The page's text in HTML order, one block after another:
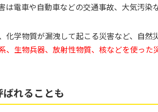
は電車や自動車などの交通事故、大気汚染
化学物質が漏洩して起こる災害など、自
、生物兵器、放射性物質、核などを使った
れることも